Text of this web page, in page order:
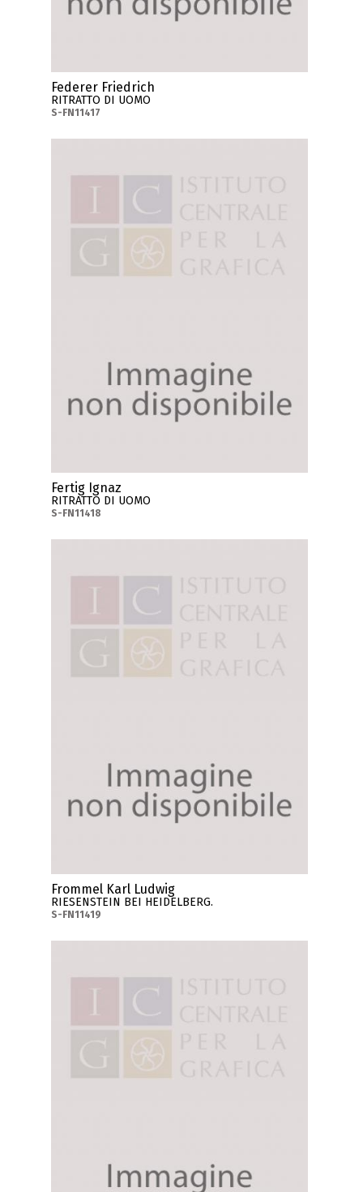
Federer Friedrich
RITRATTO DI UOMO
S-FN11417
Fertig Ignaz
RITRATTO DI UOMO
S-FN11418
Frommel Karl Ludwig
RIESENSTEIN BEI HEIDELBERG.
S-FN11419